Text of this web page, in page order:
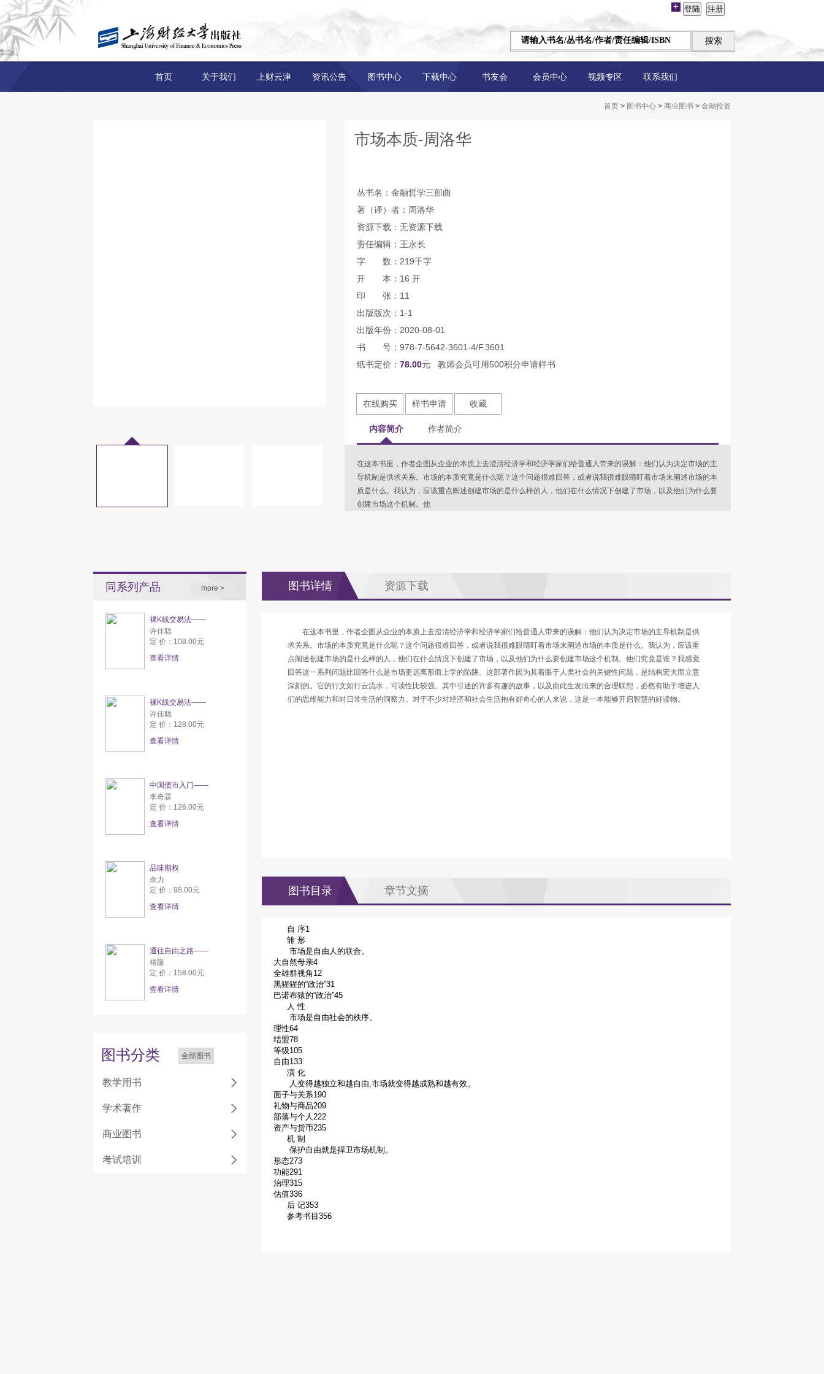
首页 关于我们 上财云津 资讯公告 图书中心 下载中心 书友会 会员中心 视频专区 联系我们
首页 > 图书中心 > 商业图书 > 金融投资
市场本质-周洛华
丛书名：金融哲学三部曲
著（译）者：周洛华
资源下载：无资源下载
责任编辑：王永长
字 数：219千字
开 本：16 开
印 张：11
出版版次：1-1
出版年份：2020-08-01
书 号：978-7-5642-3601-4/F.3601
纸书定价： 78.00元 教师会员可用500积分申请样书
在线购买 样书申请 收藏
内容简介 作者简介
在这本书里，作者企图从企业的本质上去澄清经济学和经济学家们给普通人带来的误解：他们认为决定市场的主
导机制是供求关系。市场的本质究竟是什么呢？这个问题很难回答，或者说我很难眼睛盯着市场来阐述市场的本
质是什么。我认为，应该重点阐述创建市场的是什么样的人，他们在什么情况下创建了市场，以及他们为什么要
创建市场这个机制。他
同系列产品 more >
裸K线交易法——
许佳聪
定 价：108.00元
查看详情
裸K线交易法——
许佳聪
定 价：128.00元
查看详情
中国债市入门——
李奇霖
定 价：126.00元
查看详情
品味期权
余力
定 价：98.00元
查看详情
通往自由之路——
格隆
定 价：158.00元
查看详情
图书分类 全部图书
教学用书
学术著作
商业图书
考试培训
图书详情 资源下载
在这本书里，作者企图从企业的本质上去澄清经济学和经济学家们给普通人带来的误解：他们认为决定市场的主导机制是供
求关系。市场的本质究竟是什么呢？这个问题很难回答，或者说我很难眼睛盯着市场来阐述市场的本质是什么。我认为，应该重
点阐述创建市场的是什么样的人，他们在什么情况下创建了市场，以及他们为什么要创建市场这个机制。他们究竟是谁？我感觉
回答这一系列问题比回答什么是市场更远离形而上学的陷阱。这部著作因为其着眼于人类社会的关键性问题，是结构宏大而立意
深刻的。它的行文如行云流水，可读性比较强。其中引述的许多有趣的故事，以及由此生发出来的合理联想，必然有助于增进人
们的思维能力和对日常生活的洞察力。对于不少对经济和社会生活抱有好奇心的人来说，这是一本能够开启智慧的好读物。
图书目录 章节文摘
自 序1
雏 形
市场是自由人的联合。
大自然母亲4
全雄群视角12
黑猩猩的“政治”31
巴诺布猿的“政治”45
人 性
市场是自由社会的秩序。
理性64
结盟78
等级105
自由133
演 化
人变得越独立和越自由,市场就变得越成熟和越有效。
面子与关系190
礼物与商品209
部落与个人222
资产与货币235
机 制
保护自由就是捍卫市场机制。
形态273
功能291
治理315
估值336
后 记353
参考书目356